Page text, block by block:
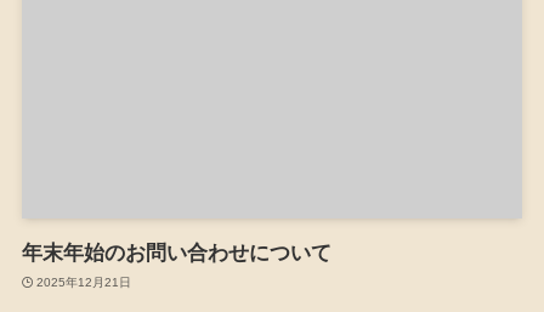
年末年始のお問い合わせについて
2025年12月21日